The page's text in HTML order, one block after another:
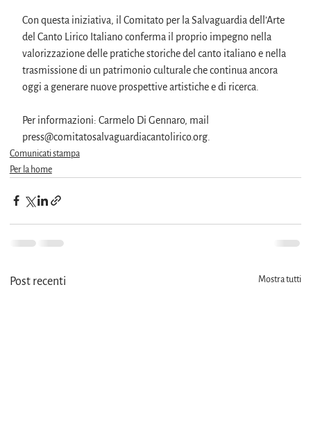
Con questa iniziativa, il Comitato per la Salvaguardia dell’Arte
del Canto Lirico Italiano conferma il proprio impegno nella
valorizzazione delle pratiche storiche del canto italiano e nella
trasmissione di un patrimonio culturale che continua ancora
oggi a generare nuove prospettive artistiche e di ricerca.
Per informazioni: Carmelo Di Gennaro, mail
press@comitatosalvaguardiacantolirico.org.
Comunicati stampa
Per la home
Post recenti Mostra tutti